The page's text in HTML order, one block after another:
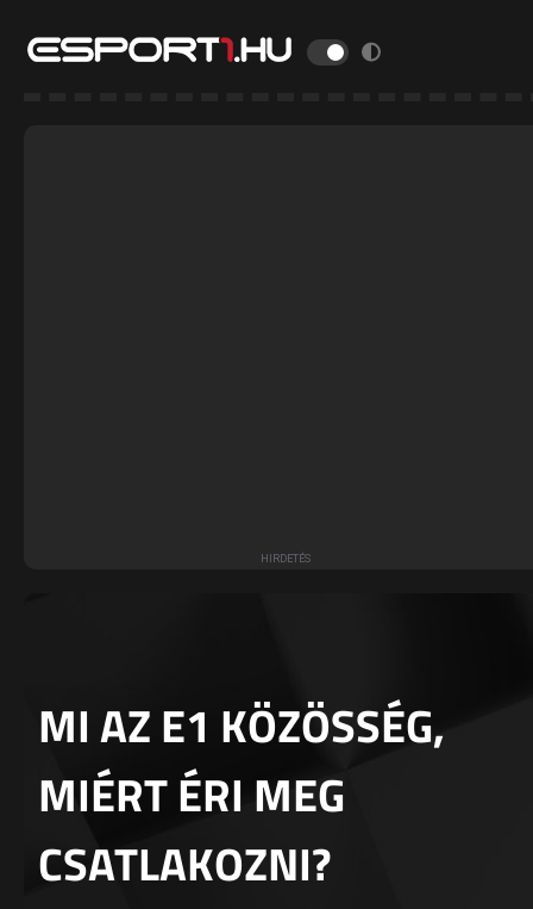
MI AZ E1 KÖZÖSSÉG,
MIÉRT ÉRI MEG
CSATLAKOZNI?